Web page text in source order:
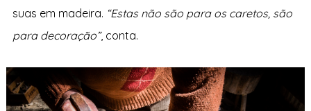
suas em madeira. “Estas não são para os caretos, são
para decoração”, conta.